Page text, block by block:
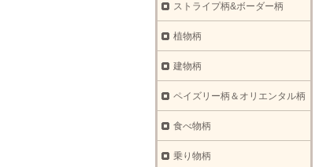
ストライプ柄&ボーダー柄
植物柄
建物柄
ペイズリー柄＆オリエンタル柄
食べ物柄
乗り物柄